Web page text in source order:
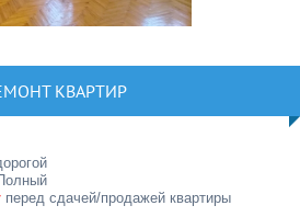
КВАРТИР
перед сдачей/продажей квартиры